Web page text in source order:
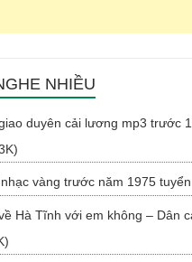
NHIỀU
duyên cải lương mp3 trước
vàng trước năm 1975
Hà Tĩnh với em không – Dân